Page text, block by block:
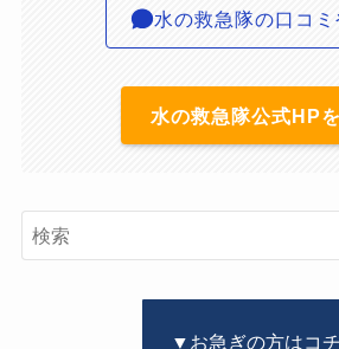
水の救急隊の口コミ
水の救急隊公式HP
▼お急ぎの方はコ